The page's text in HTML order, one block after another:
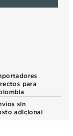
para
sin
adicional